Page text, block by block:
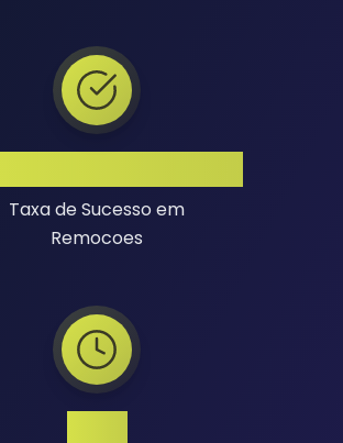
Taxa de Sucesso em
Remocoes